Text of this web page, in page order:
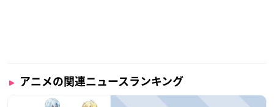
アニメの関連ニュースランキング